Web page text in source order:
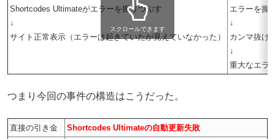
Shortcodes Ultimateがエラーを握りつぶす
↓
サイト正常表示（エラーは起きていたが見えていなかった）
エラーを握
↓
カンマ抜け
↓
重大なエラ
スクロールできます
つまり今回の事件の構造はこうだった。
直接の引き金
Shortcodes Ultimateの自動更新失敗